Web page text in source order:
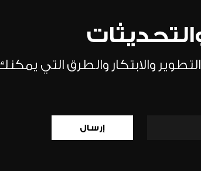
والابتكار والطرق التي
إرسال